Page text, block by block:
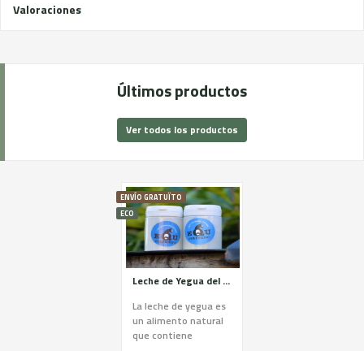
Valoraciones
Últimos productos
Ver todos los productos
ENVÍO GRATUÏTO
ECO
Leche de Yegua del Pirineo
La leche de yegua es
un alimento natural
que contiene